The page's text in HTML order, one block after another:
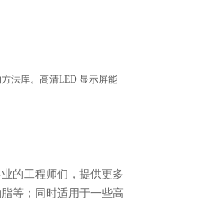
法库。高清LED 显示屏能
的工程师们，提供更多
等；同时适用于一些高